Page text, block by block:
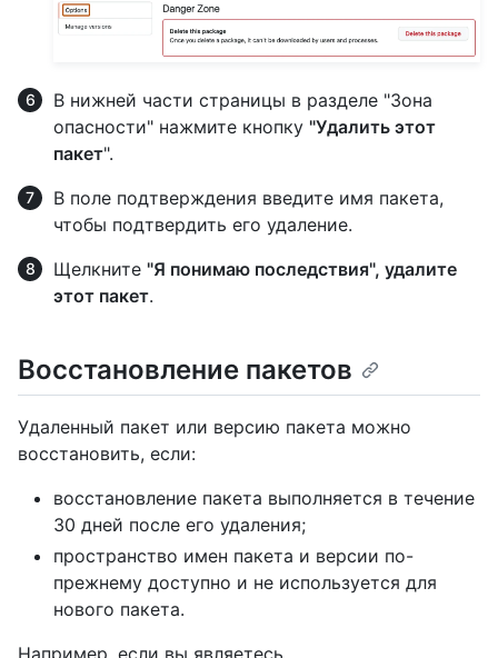
В нижней части страницы в разделе "Зона
опасности" нажмите кнопку "Удалить этот
пакет".
В поле подтверждения введите имя пакета,
чтобы подтвердить его удаление.
Щелкните "Я понимаю последствия", удалите
этот пакет.
Восстановление пакетов
Удаленный пакет или версию пакета можно
восстановить, если:
восстановление пакета выполняется в течение
30 дней после его удаления;
пространство имен пакета и версии по-
прежнему доступно и не используется для
нового пакета.